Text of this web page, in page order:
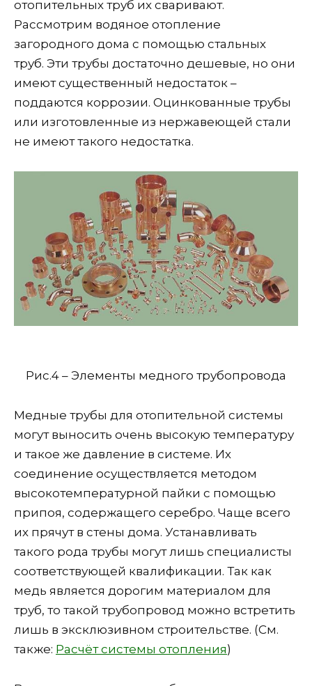
отопительных труб их сваривают.
Рассмотрим водяное отопление
загородного дома с помощью стальных
труб. Эти трубы достаточно дешевые, но они
имеют существенный недостаток –
поддаются коррозии. Оцинкованные трубы
или изготовленные из нержавеющей стали
не имеют такого недостатка.
Рис.4 – Элементы медного трубопровода
Медные трубы для отопительной системы
могут выносить очень высокую температуру
и такое же давление в системе. Их
соединение осуществляется методом
высокотемпературной пайки с помощью
припоя, содержащего серебро. Чаще всего
их прячут в стены дома. Устанавливать
такого рода трубы могут лишь специалисты
соответствующей квалификации. Так как
медь является дорогим материалом для
труб, то такой трубопровод можно встретить
лишь в эксклюзивном строительстве. (См.
также: Расчёт системы отопления)